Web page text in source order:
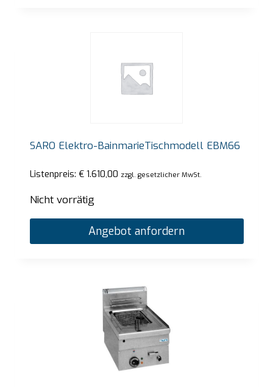
SARO Elektro-BainmarieTischmodell EBM66
Listenpreis: €1.610,00 zzgl. gesetzlicher MwSt.
Nicht vorrätig
Angebot anfordern